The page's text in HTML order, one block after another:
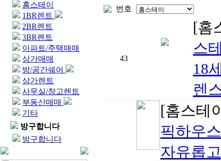
홈스테이
1BR렌트
2BR렌트
3BR렌트
아파트/주택매매
상가매매
방/공간쉐어
상가렌트
사무실/창고렌트
부동산매매
기타
방구합니다
방구합니다
번호
43
[홈
스
18
렌
[홈스테
픽하우스
자유롭